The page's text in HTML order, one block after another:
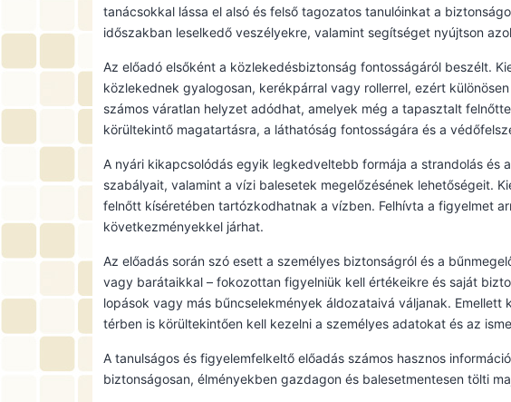
tanácsokkal lássa el alsó és felső tagozatos tanulóinkat a
időszakban leselkedő veszélyekre, valamint segítséget nyújtson
Az előadó elsőként a közlekedésbiztonság fontosságáról beszélt.
közlekednek gyalogosan, kerékpárral vagy rollerrel, ezért
számos váratlan helyzet adódhat, amelyek még a tapasztalt
körültekintő magatartásra, a láthatóság fontosságára és a
A nyári kikapcsolódás egyik legkedveltebb formája a strandolás
szabályait, valamint a vízi balesetek megelőzésének lehetőségeit.
felnőtt kíséretében tartózkodhatnak a vízben. Felhívta a figyelmet
következményekkel járhat.
Az előadás során szó esett a személyes biztonságról és a
vagy barátaikkal – fokozottan figyelniük kell értékeikre és saját
lopások vagy más bűncselekmények áldozataivá váljanak.
térben is körültekintően kell kezelni a személyes adatokat és az
A tanulságos és figyelemfelkeltő előadás számos hasznos
biztonságosan, élményekben gazdagon és balesetmentesen tölti